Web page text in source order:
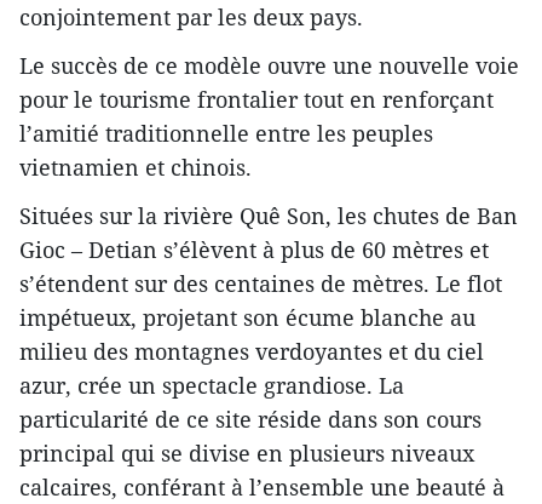
conjointement par les deux pays.
Le succès de ce modèle ouvre une nouvelle voie
pour le tourisme frontalier tout en renforçant
l’amitié traditionnelle entre les peuples
vietnamien et chinois.
Situées sur la rivière Quê Son, les chutes de Ban
Gioc – Detian s’élèvent à plus de 60 mètres et
s’étendent sur des centaines de mètres. Le flot
impétueux, projetant son écume blanche au
milieu des montagnes verdoyantes et du ciel
azur, crée un spectacle grandiose. La
particularité de ce site réside dans son cours
principal qui se divise en plusieurs niveaux
calcaires, conférant à l’ensemble une beauté à